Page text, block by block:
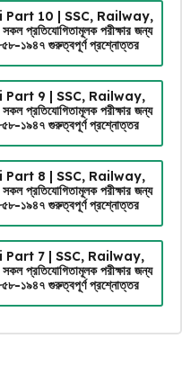
10 | SSC, Railway,
পরীক্ষার জন্য
১৯৪৭ গুরুত্বপূর্ণ প্রশ্নোত্তর
9 | SSC, Railway,
পরীক্ষার জন্য
১৯৪৭ গুরুত্বপূর্ণ প্রশ্নোত্তর
8 | SSC, Railway,
পরীক্ষার জন্য
১৯৪৭ গুরুত্বপূর্ণ প্রশ্নোত্তর
7 | SSC, Railway,
পরীক্ষার জন্য
১৯৪৭ গুরুত্বপূর্ণ প্রশ্নোত্তর